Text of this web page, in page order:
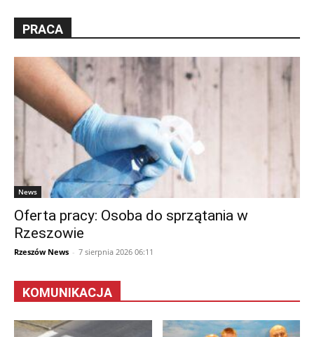
PRACA
News
Oferta pracy: Osoba do sprzątania w
Rzeszowie
Rzeszów News - 7 sierpnia 2026 06:11
KOMUNIKACJA